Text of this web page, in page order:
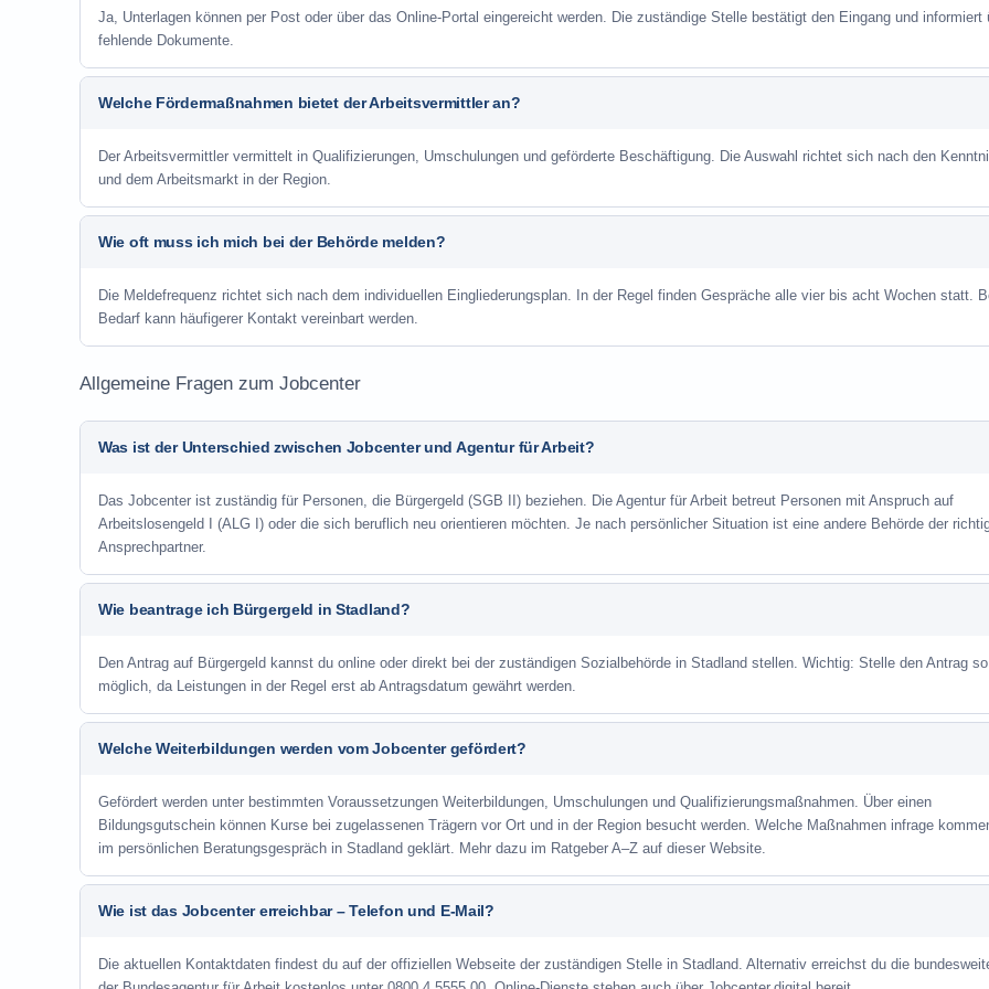
Ja, Unterlagen können per Post oder über das Online-Portal eingereicht werden. Die zuständige Stelle bestätigt den Eingang und informiert
fehlende Dokumente.
Welche Fördermaßnahmen bietet der Arbeitsvermittler an?
Der Arbeitsvermittler vermittelt in Qualifizierungen, Umschulungen und geförderte Beschäftigung. Die Auswahl richtet sich nach den
und dem Arbeitsmarkt in der Region.
Wie oft muss ich mich bei der Behörde melden?
Die Meldefrequenz richtet sich nach dem individuellen Eingliederungsplan. In der Regel finden Gespräche alle vier bis acht Wochen statt.
Bedarf kann häufigerer Kontakt vereinbart werden.
Allgemeine Fragen zum Jobcenter
Was ist der Unterschied zwischen Jobcenter und Agentur für Arbeit?
Das Jobcenter ist zuständig für Personen, die Bürgergeld (SGB II) beziehen. Die Agentur für Arbeit betreut Personen mit Anspruch auf
Arbeitslosengeld I (ALG I) oder die sich beruflich neu orientieren möchten. Je nach persönlicher Situation ist eine andere Behörde der
Ansprechpartner.
Wie beantrage ich Bürgergeld in Stadland?
Den Antrag auf Bürgergeld kannst du online oder direkt bei der zuständigen Sozialbehörde in Stadland stellen. Wichtig: Stelle den Antrag
möglich, da Leistungen in der Regel erst ab Antragsdatum gewährt werden.
Welche Weiterbildungen werden vom Jobcenter gefördert?
Gefördert werden unter bestimmten Voraussetzungen Weiterbildungen, Umschulungen und Qualifizierungsmaßnahmen. Über einen
Bildungsgutschein können Kurse bei zugelassenen Trägern vor Ort und in der Region besucht werden. Welche Maßnahmen infrage
im persönlichen Beratungsgespräch in Stadland geklärt. Mehr dazu im Ratgeber A–Z auf dieser Website.
Wie ist das Jobcenter erreichbar – Telefon und E-Mail?
Die aktuellen Kontaktdaten findest du auf der offiziellen Webseite der zuständigen Stelle in Stadland. Alternativ erreichst du die